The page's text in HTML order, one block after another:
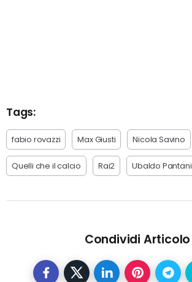
Tags:
fabio rovazzi Max Giusti Nicola Savino
Quelli che il calcio Rai2 Ubaldo Pantani
Condividi Articolo